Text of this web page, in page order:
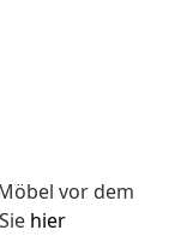
vor dem
hier